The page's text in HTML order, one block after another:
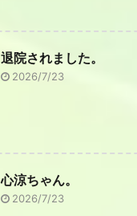
退院されました。
2026/7/23
心涼ちゃん。
2026/7/23